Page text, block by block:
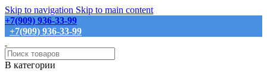
Skip to navigation Skip to main content
+7(909) 936-33-99
+7(909) 936-33-99
В категории